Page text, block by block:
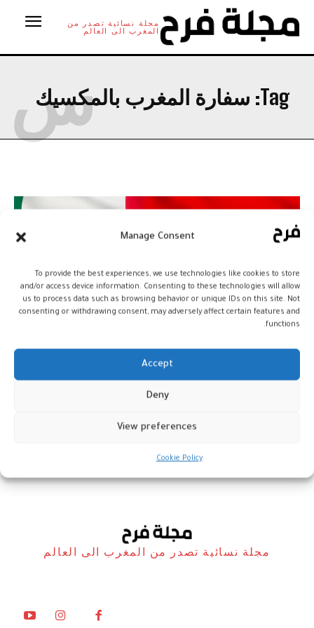
Manage Consent
To provide the best experiences, we use technologies like cookies to store
and/or access device information. Consenting to these technologies will allow
us to process data such as browsing behavior or unique IDs on this site. Not
consenting or withdrawing consent, may adversely affect certain features and
functions.
Accept
Deny
View preferences
Cookie Policy
مجلة نسائية تصدر من
المغرب الى العالم
Tag: سفارة المغرب بالمكسيك
س
الثقافة المغربية تعبر الأطلسي في
مجلة نسائية تصدر من المغرب الى العالم